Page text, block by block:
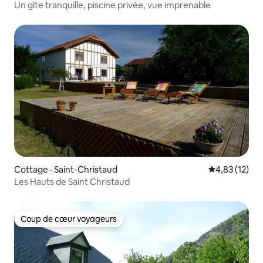
Un gîte tranquille, piscine privée, vue imprenable
Cottage · Saint-Christaud Note
4,83 (12)
Les Hauts de Saint Christaud
Coup de cœur voyageurs
Coup de cœur voyageurs